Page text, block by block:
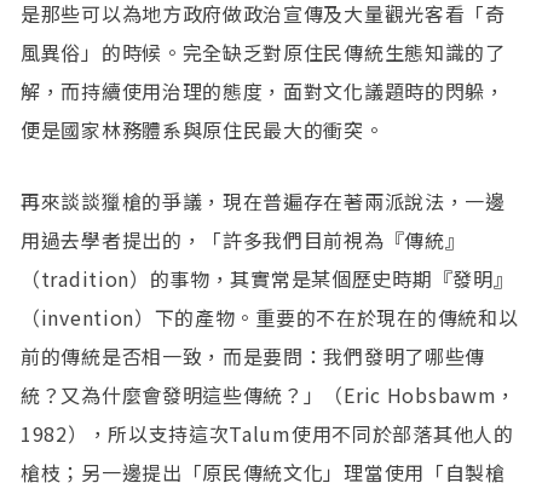
是那些可以為地方政府做政治宣傳及大量觀光客看「奇
風異俗」的時候。完全缺乏對原住民傳統生態知識的了
解，而持續使用治理的態度，面對文化議題時的閃躲，
便是國家林務體系與原住民最大的衝突。
再來談談獵槍的爭議，現在普遍存在著兩派說法，一邊
用過去學者提出的，「許多我們目前視為『傳統』
（tradition）的事物，其實常是某個歷史時期『發明』
（invention）下的產物。重要的不在於現在的傳統和以
前的傳統是否相一致，而是要問：我們發明了哪些傳
統？又為什麼會發明這些傳統？」（Eric Hobsbawm，
1982），所以支持這次Talum使用不同於部落其他人的
槍枝；另一邊提出「原民傳統文化」理當使用「自製槍